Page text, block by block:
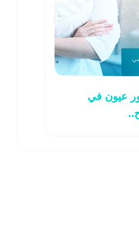
عيون في